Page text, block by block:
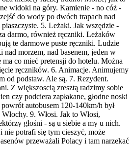
widoki na góry. Kamienie - no cóż -
do wody po dwóch trapach nad
5. Leżaki. Jak wszędzie -
darmo, również ręczniki. Leżaków
te darmowe puste ręczniki. Ludzie
morzem, nad basenem, jeden w
co mieć pretensji do hotelu. Można
ręczników. 6. Animacje. Animujemy
od podstaw. Ale są. 7. Rezydent.
Z większoscią zresztą radzimy sobie
czy podciera zapłakane, głodne noski
autobusem 120-140km/h był
9. Włosi. Jak to Włosi,
głośni - są u siebie a my u nich.
nie potrafi się tym cieszyć, może
przeważali Polacy i tam narzekać